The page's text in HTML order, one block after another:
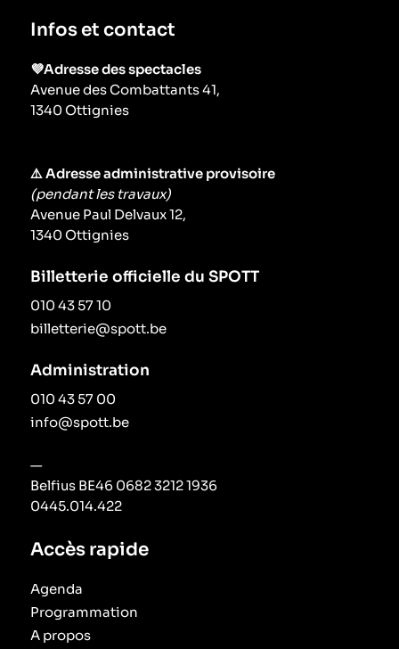
Accès rapide
Agenda
Programmation
A propos
Infos et contact
💜Adresse des spectacles
Avenue des Combattants 41,
1340 Ottignies
⚠️ Adresse administrative provisoire
(pendant les travaux)
Avenue Paul Delvaux 12,
1340 Ottignies
Billetterie officielle du SPOTT
010 43 57 10
billetterie@spott.be
Administration
010 43 57 00
info@spott.be
—
Belfius BE46 0682 3212 1936
0445.014.422